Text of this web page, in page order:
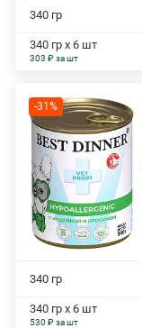
340 гр
340 гр х 6 шт
303 ₽ за шт
-31%
340 гр
340 гр х 6 шт
530 ₽ за шт